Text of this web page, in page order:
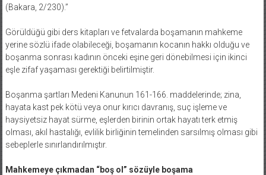
(Bakara, 2/230).”
Görüldüğü gibi ders kitapları ve fetvalarda boşamanın mahkeme
yerine sözlü ifade olabileceği, boşamanın kocanın hakkı olduğu ve
boşanma sonrası kadının önceki eşine geri dönebilmesi için ikinci
eşle zifaf yaşaması gerektiği belirtilmiştir.
Boşanma şartları Medeni Kanunun 161-166. maddelerinde; zina,
hayata kast pek kötü veya onur kırıcı davranış, suç işleme ve
haysiyetsiz hayat sürme, eşlerden birinin ortak hayatı terk etmiş
olması, akıl hastalığı, evlilik birliğinin temelinden sarsılmış olması gibi
sebeplerle sınırlandırılmıştır.
Mahkemeye çıkmadan “boş ol” sözüyle boşama